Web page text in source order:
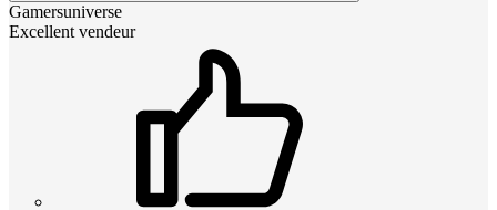
Gamersuniverse
Excellent vendeur